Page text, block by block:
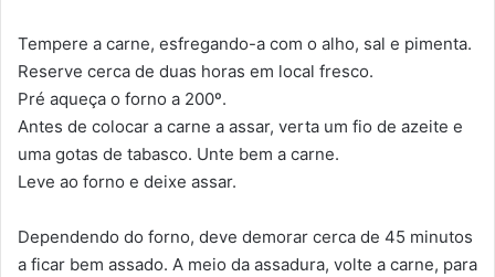
Tempere a carne, esfregando-a com o alho, sal e pimenta.
Reserve cerca de duas horas em local fresco.
Pré aqueça o forno a 200º.
Antes de colocar a carne a assar, verta um fio de azeite e
uma gotas de tabasco. Unte bem a carne.
Leve ao forno e deixe assar.
Dependendo do forno, deve demorar cerca de 45 minutos
a ficar bem assado. A meio da assadura, volte a carne, para